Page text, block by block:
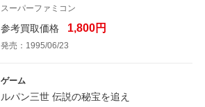
スーパーファミコン
参考買取価格 1,800円
発売：1995/06/23
ゲーム
ルパン三世 伝説の秘宝を追え